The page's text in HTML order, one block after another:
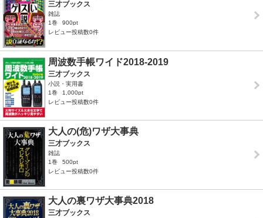
三才ブックス
雑誌
1巻
900pt
レビュー投稿数0件
周波数手帳ワイド2018-2019
三才ブックス
小説・実用書
1巻
1,000pt
レビュー投稿数0件
大人の(危)ワザ大事典
三才ブックス
雑誌
1巻
500pt
レビュー投稿数0件
大人の裏ワザ大事典2018
三才ブックス